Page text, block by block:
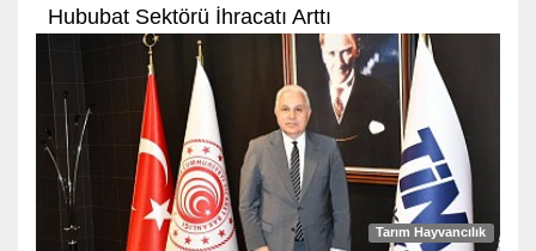
Hububat Sektörü İhracatı Arttı
Tarım Hayvancılık